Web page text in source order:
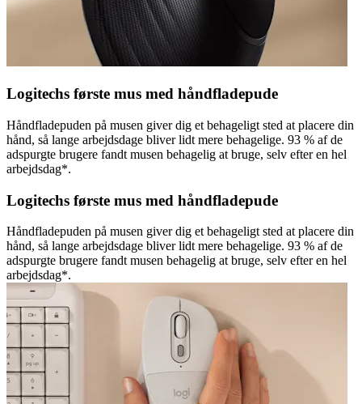
Logitechs første mus med håndfladepude
Håndfladepuden på musen giver dig et behageligt sted at placere din
hånd, så lange arbejdsdage bliver lidt mere behagelige. 93 % af de
adspurgte brugere fandt musen behagelig at bruge, selv efter en hel
arbejdsdag*.
Logitechs første mus med håndfladepude
Håndfladepuden på musen giver dig et behageligt sted at placere din
hånd, så lange arbejdsdage bliver lidt mere behagelige. 93 % af de
adspurgte brugere fandt musen behagelig at bruge, selv efter en hel
arbejdsdag*.